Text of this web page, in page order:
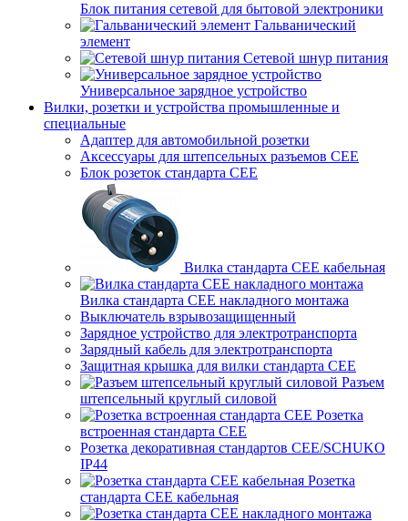
Блок питания сетевой для бытовой электроники
Гальванический
элемент
Сетевой шнур питания
Универсальное зарядное устройство
Вилки, розетки и устройства промышленные и
специальные
Адаптер для автомобильной розетки
Аксессуары для штепсельных разъемов CEE
Блок розеток стандарта CEE
Вилка стандарта CEE кабельная
Вилка стандарта CEE накладного монтажа
Выключатель взрывозащищенный
Зарядное устройство для электротранспорта
Зарядный кабель для электротранспорта
Защитная крышка для вилки стандарта CEE
Разъем
штепсельный круглый силовой
Розетка
встроенная стандарта CEE
Розетка декоративная стандартов CEE/SCHUKO
IP44
Розетка
стандарта СЕЕ кабельная